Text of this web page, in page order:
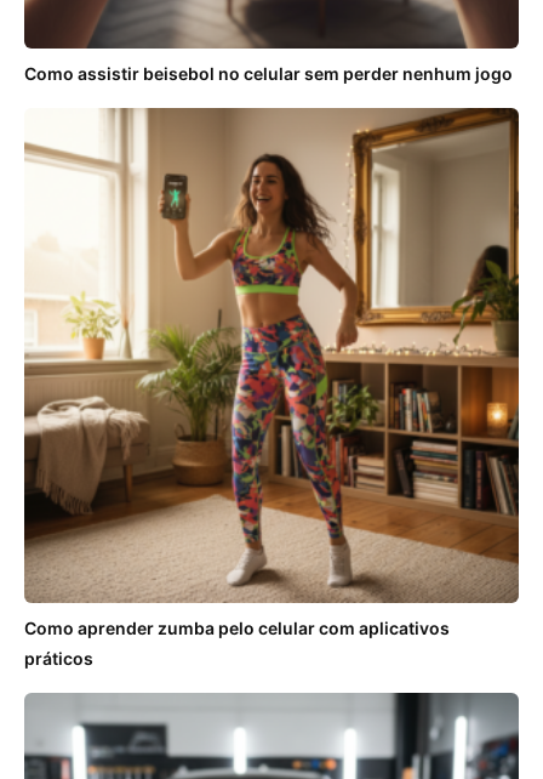
Como assistir beisebol no celular sem perder nenhum jogo
Como aprender zumba pelo celular com aplicativos
práticos